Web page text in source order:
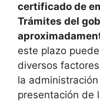
certificado de
Trámites del
este plazo
diversos
la
presentación de